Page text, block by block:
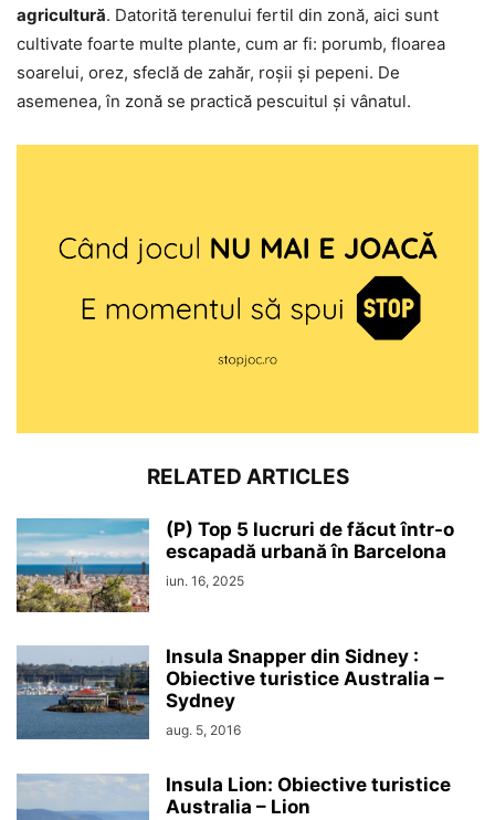
agricultură. Datorită terenului fertil din zonă, aici sunt
cultivate foarte multe plante, cum ar fi: porumb, floarea
soarelui, orez, sfeclă de zahăr, roșii și pepeni. De
asemenea, în zonă se practică pescuitul și vânatul.
RELATED ARTICLES
(P) Top 5 lucruri de făcut într-o
escapadă urbană în Barcelona
iun. 16, 2025
Insula Snapper din Sidney :
Obiective turistice Australia –
Sydney
aug. 5, 2016
Insula Lion: Obiective turistice
Australia – Lion